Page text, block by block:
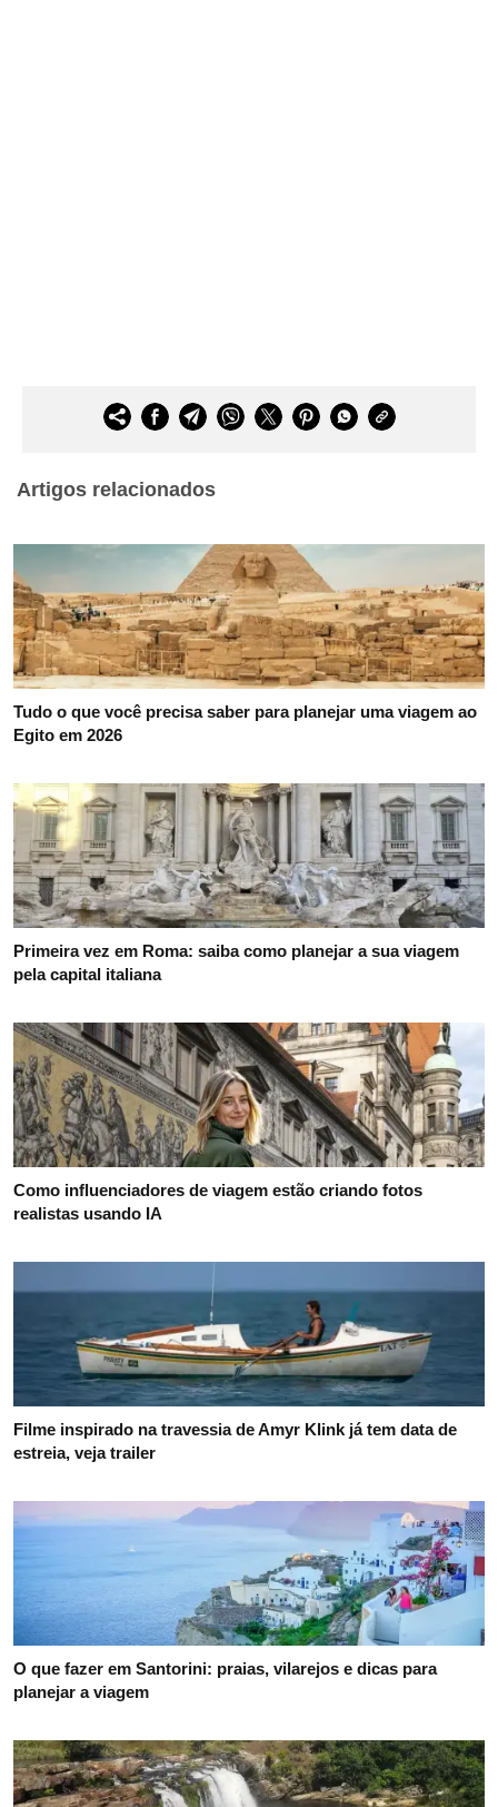
Artigos relacionados
Tudo o que você precisa saber para planejar uma viagem ao
Egito em 2026
Primeira vez em Roma: saiba como planejar a sua viagem
pela capital italiana
Como influenciadores de viagem estão criando fotos
realistas usando IA
Filme inspirado na travessia de Amyr Klink já tem data de
estreia, veja trailer
O que fazer em Santorini: praias, vilarejos e dicas para
planejar a viagem